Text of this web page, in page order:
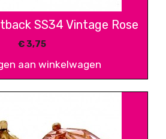
SS34 Vintage Rose
€3,75
aan winkelwagen